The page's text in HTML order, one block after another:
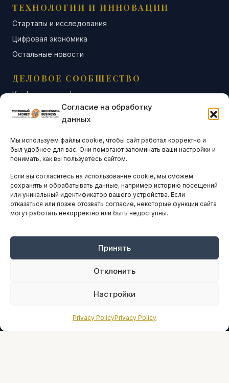
Согласие на обработку
данных
Мы используем файлы cookie, чтобы сайт работал корректно и
был удобнее для вас. Они помогают запоминать ваши настройки и
понимать, как вы пользуетесь сайтом.
Если вы согласитесь на использование cookie, мы сможем
сохранять и обрабатывать данные, например историю посещений
или уникальный идентификатор вашего устройства. Если
отказаться или позже отозвать согласие, некоторые функции сайта
могут работать некорректно или быть недоступны.
Принять
Отклонить
Настройки
Privacy PolicyPrivacy Policy
ТЕХНОЛОГИИ И ИННОВАЦИИ
Стартапы и исследования
Цифровая экономика
Остальные новости
ДЕЛОВОЕ СООБЩЕСТВО
Конференции и форумы
Бизнес-клубы и ассоциации
Остальные новости
АНАЛИТИКА И СТАТИСТИКА
ARTICLES IN ENGLISH
НАВИГАЦИЯ
Оплата онлайн